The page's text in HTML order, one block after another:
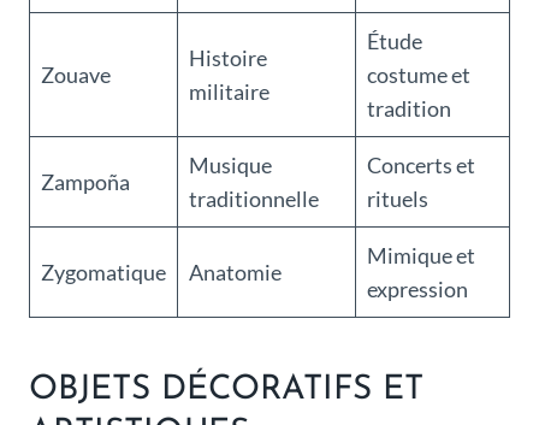
Zouave
Histoire
militaire
Étude
costume et
tradition
Zampoña
Musique
traditionnelle
Concerts et
rituels
Zygomatique Anatomie
Mimique et
expression
OBJETS DÉCORATIFS ET